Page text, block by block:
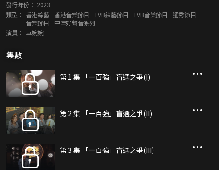
得靚聲天后陳慧嫻加盟，向參賽者傳授寶貴經驗。
發行年份： 2023
類型：
香港綜藝 香港音樂節目 TVB綜藝節目 TVB音樂節目
選秀節目
音樂節目
中年好聲音系列
演員：
車婉婉
集數
第 1 集 「一百強」盲選之爭(I)
第 2 集 「一百強」盲選之爭(II)
第 3 集 「一百強」盲選之爭(III)